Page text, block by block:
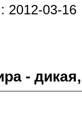
2012-03-16
-